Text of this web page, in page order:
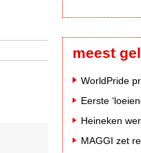
meest
Heineken